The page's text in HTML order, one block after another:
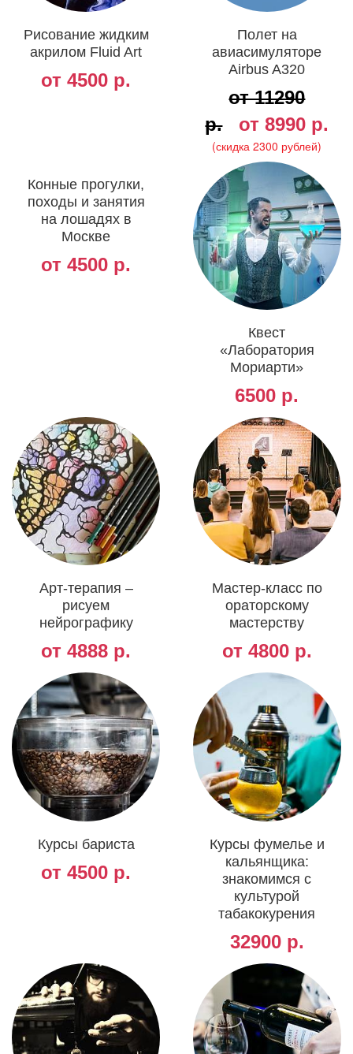
Рисование жидким
акрилом Fluid Art
от 4500 р.
Полет на
авиасимуляторе
Аirbus A320
от 11290
р.от 8990 р.
(скидка 2300 рублей)
Конные прогулки,
походы и занятия
на лошадях в
Москве
от 4500 р.
Квест
«Лаборатория
Мориарти»
6500 р.
Арт-терапия –
рисуем
нейрографику
от 4888 р.
Мастер-класс по
ораторскому
мастерству
от 4800 р.
Курсы бариста
от 4500 р.
Курсы фумелье и
кальянщика:
знакомимся с
культурой
табакокурения
32900 р.